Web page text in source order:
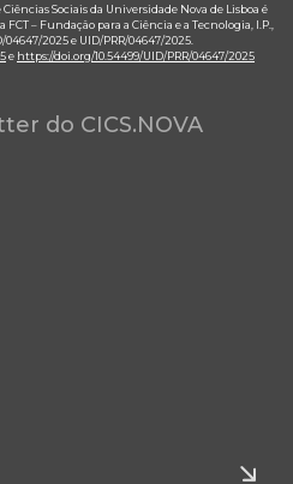
Sociais da Universidade Nova de Lisboa é
– Fundação para a Ciência e a Tecnologia, I.P.,
2025 e UID/PRR/04647/2025.
e https://doi.org/10.54499/UID/PRR/04647/2025
do CICS.NOVA